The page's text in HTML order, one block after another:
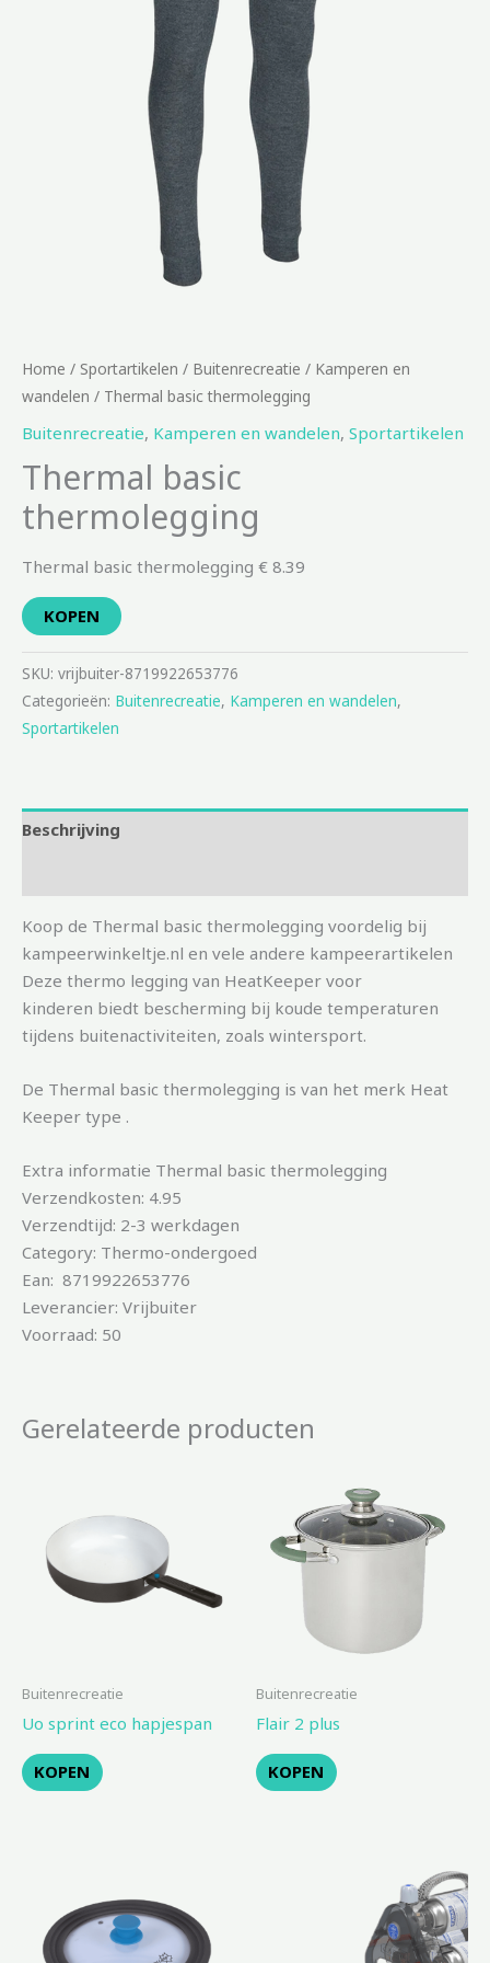
Home / Sportartikelen / Buitenrecreatie / Kamperen en
wandelen / Thermal basic thermolegging
Buitenrecreatie, Kamperen en wandelen, Sportartikelen
Thermal basic
thermolegging
Thermal basic thermolegging € 8.39
KOPEN
SKU: vrijbuiter-8719922653776
Categorieën: Buitenrecreatie, Kamperen en wandelen,
Sportartikelen
Beschrijving
Koop de Thermal basic thermolegging voordelig bij
kampeerwinkeltje.nl en vele andere kampeerartikelen
Deze thermo legging van HeatKeeper voor
kinderen biedt bescherming bij koude temperaturen
tijdens buitenactiviteiten, zoals wintersport.
De Thermal basic thermolegging is van het merk Heat
Keeper type .
Extra informatie Thermal basic thermolegging
Verzendkosten: 4.95
Verzendtijd: 2-3 werkdagen
Category: Thermo-ondergoed
Ean: 8719922653776
Leverancier: Vrijbuiter
Voorraad: 50
Gerelateerde producten
Buitenrecreatie
Uo sprint eco hapjespan
KOPEN
Buitenrecreatie
Flair 2 plus
KOPEN